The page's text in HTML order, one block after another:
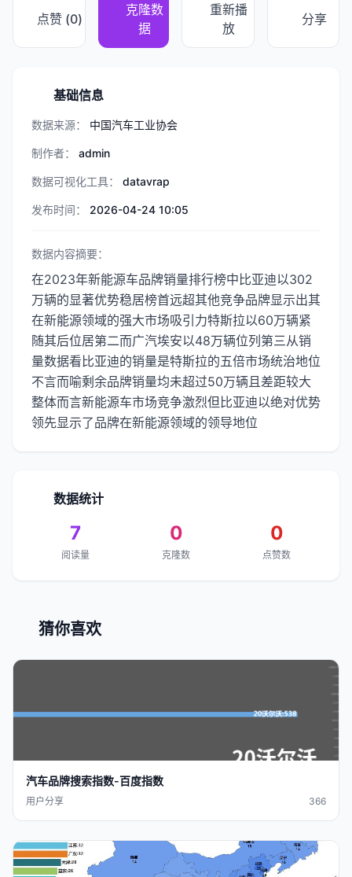
点赞 (0)
克隆数
据
重新播
放
分享
基础信息
数据来源： 中国汽车工业协会
制作者： admin
数据可视化工具： datavrap
发布时间： 2026-04-24 10:05
数据内容摘要：
在2023年新能源车品牌销量排行榜中比亚迪以302
万辆的显著优势稳居榜首远超其他竞争品牌显示出其
在新能源领域的强大市场吸引力特斯拉以60万辆紧
随其后位居第二而广汽埃安以48万辆位列第三从销
量数据看比亚迪的销量是特斯拉的五倍市场统治地位
不言而喻剩余品牌销量均未超过50万辆且差距较大
整体而言新能源车市场竞争激烈但比亚迪以绝对优势
领先显示了品牌在新能源领域的领导地位
数据统计
7
阅读量
0
克隆数
0
点赞数
猜你喜欢
汽车品牌搜索指数-百度指数
用户分享 366